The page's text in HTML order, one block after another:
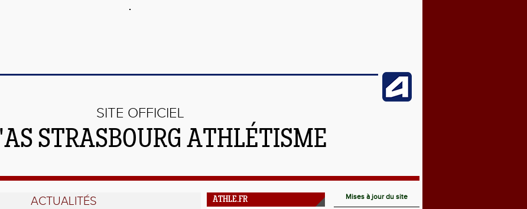
SITE OFFICIEL
STRASBOURG ATHLÉTISME
ACTUALITÉS
ATHLE.FR
Mises à jour du site